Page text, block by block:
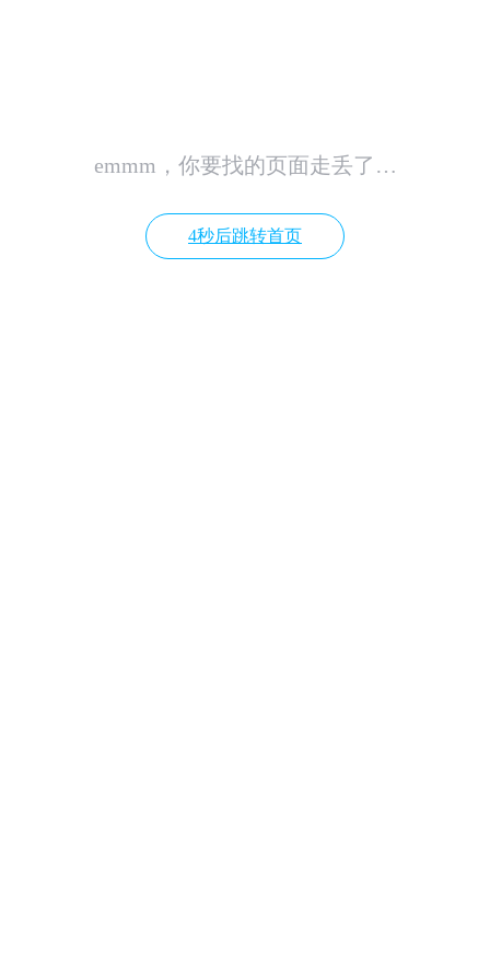
emmm，你要找的页面走丢了…
4秒后跳转首页